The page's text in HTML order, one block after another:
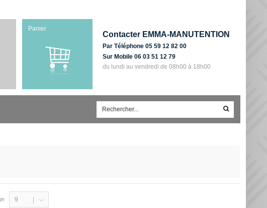
Contacter EMMA-MANUTENTION
Par Téléphone 05 59 12 82 00
Sur Mobile 06 03 51 12 79
du lundi au vendredi de 08h00 à 18h00
Panier
9